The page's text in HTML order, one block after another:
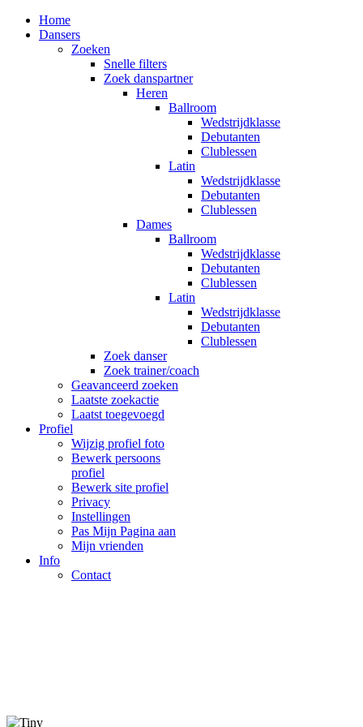
Home
Dansers
Zoeken
Snelle filters
Zoek danspartner
Heren
Ballroom
Wedstrijdklasse
Debutanten
Clublessen
Latin
Wedstrijdklasse
Debutanten
Clublessen
Dames
Ballroom
Wedstrijdklasse
Debutanten
Clublessen
Latin
Wedstrijdklasse
Debutanten
Clublessen
Zoek danser
Zoek trainer/coach
Geavanceerd zoeken
Laatste zoekactie
Laatst toegevoegd
Profiel
Wijzig profiel foto
Bewerk persoons
profiel
Bewerk site profiel
Privacy
Instellingen
Pas Mijn Pagina aan
Mijn vrienden
Info
Contact